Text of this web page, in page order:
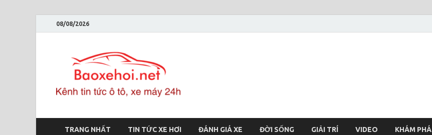
08/08/2026
TRANG NHẤT TIN TỨC XE HƠI ĐÁNH GIÁ XE ĐỜI SỐNG GIẢI TRÍ VIDEO KHÁM PHÁ